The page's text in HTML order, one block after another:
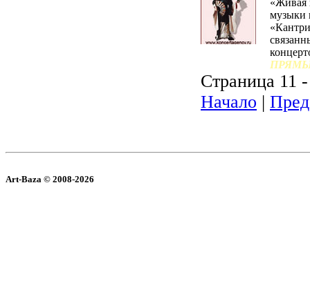
музыки
Страница 11
Начало |
Art-Baza © 2008-2026